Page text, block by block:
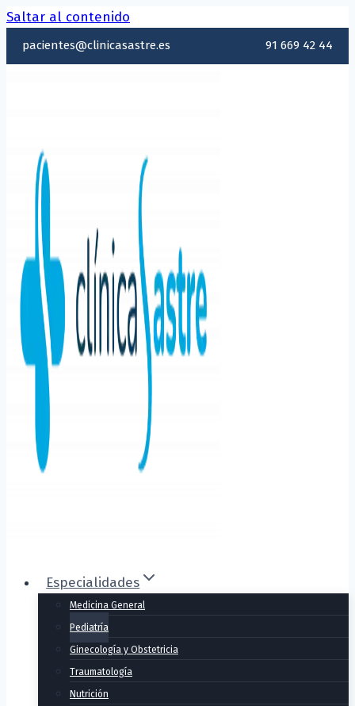
Saltar al contenido
pacientes@clinicasastre.es 91 669 42 44
Especialidades
Medicina General
Pediatría
Ginecología y Obstetricia
Traumatología
Nutrición